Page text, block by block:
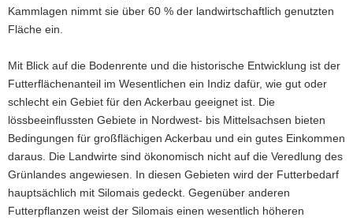
Kammlagen nimmt sie über 60 % der landwirtschaftlich genutzten
Fläche ein.
Mit Blick auf die Bodenrente und die historische Entwicklung ist der
Futterflächenanteil im Wesentlichen ein Indiz dafür, wie gut oder
schlecht ein Gebiet für den Ackerbau geeignet ist. Die
lössbeeinflussten Gebiete in Nordwest- bis Mittelsachsen bieten
Bedingungen für großflächigen Ackerbau und ein gutes Einkommen
daraus. Die Landwirte sind ökonomisch nicht auf die Veredlung des
Grünlandes angewiesen. In diesen Gebieten wird der Futterbedarf
hauptsächlich mit Silomais gedeckt. Gegenüber anderen
Futterpflanzen weist der Silomais einen wesentlich höheren